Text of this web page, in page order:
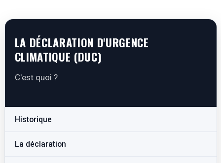
LA DÉCLARATION D'URGENCE
CLIMATIQUE (DUC)
C'est quoi ?
Historique
La déclaration